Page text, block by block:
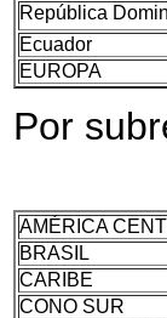
República
Ecuador
EUROPA
Por
AMÉRICA
BRASIL
CARIBE
CONO SUR